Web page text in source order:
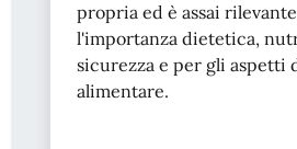
propria ed è assai
l'importanza dietetica,
sicurezza e per gli aspetti
alimentare.